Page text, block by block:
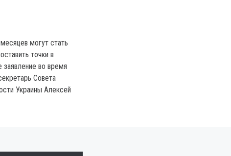
могут стать
точки в
заявление во время
Совета
Украины Алексей